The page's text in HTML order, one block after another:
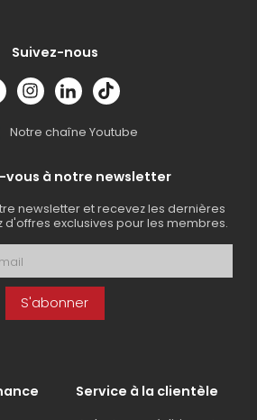
Suivez-nous
Notre chaîne Youtube
vous à notre newsletter
newsletter et recevez les dernières
d'offres exclusives pour les membres.
S'abonner
Service à la clientèle